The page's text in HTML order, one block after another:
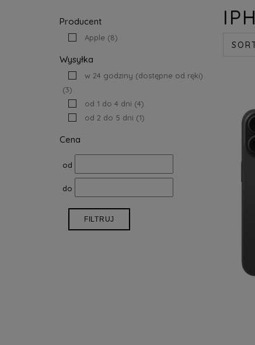
Producent
Apple (8)
Wysyłka
w 24 godziny (dostępne od ręki)
(3)
od 1 do 4 dni (4)
od 2 do 5 dni (1)
Cena
od
do
FILTRUJ